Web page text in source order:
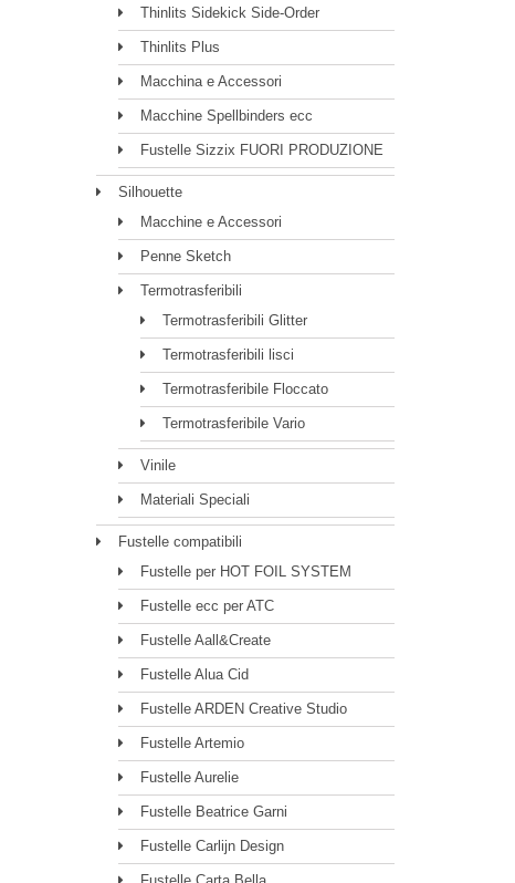
Thinlits Sidekick Side-Order
Thinlits Plus
Macchina e Accessori
Macchine Spellbinders ecc
Fustelle Sizzix FUORI PRODUZIONE
Silhouette
Macchine e Accessori
Penne Sketch
Termotrasferibili
Termotrasferibili Glitter
Termotrasferibili lisci
Termotrasferibile Floccato
Termotrasferibile Vario
Vinile
Materiali Speciali
Fustelle compatibili
Fustelle per HOT FOIL SYSTEM
Fustelle ecc per ATC
Fustelle Aall&Create
Fustelle Alua Cid
Fustelle ARDEN Creative Studio
Fustelle Artemio
Fustelle Aurelie
Fustelle Beatrice Garni
Fustelle Carlijn Design